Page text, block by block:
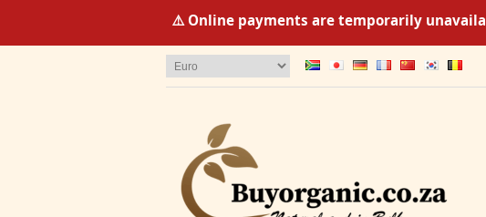
⚠️ Online payments are temporarily